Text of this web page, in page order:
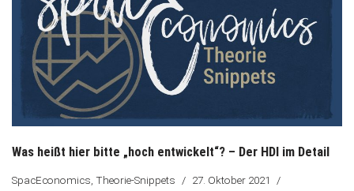
Was heißt hier bitte „hoch entwickelt“? – Der HDI im Detail
SpacEconomics Theorie-Snippets
27. Oktober 2021